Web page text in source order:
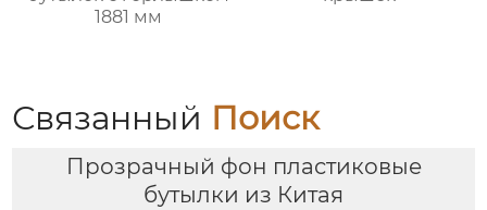
1881 мм
Связанный Поиск
Прозрачный фон пластиковые
бутылки из Китая